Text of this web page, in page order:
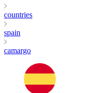
countries
spain
camargo